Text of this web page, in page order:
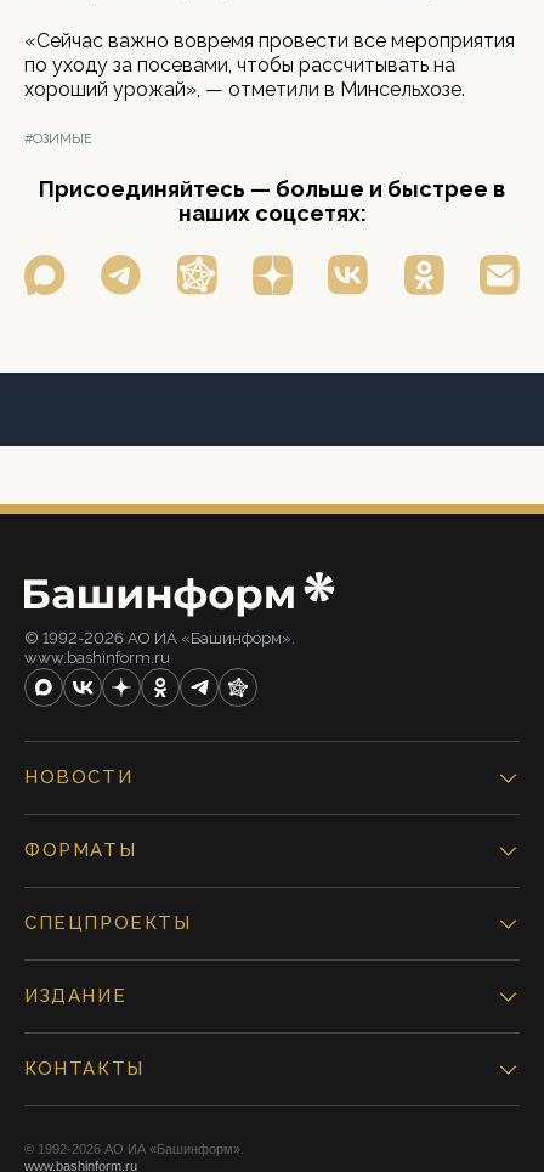
«Сейчас важно вовремя провести все мероприятия
по уходу за посевами, чтобы рассчитывать на
хороший урожай», — отметили в Минсельхозе.
#ОЗИМЫЕ
Присоединяйтесь — больше и быстрее в
наших соцсетях:
© 1992-2026 АО ИА «Башинформ».
www.bashinform.ru
НОВОСТИ
ФОРМАТЫ
СПЕЦПРОЕКТЫ
ИЗДАНИЕ
КОНТАКТЫ
© 1992-2026 АО ИА «Башинформ».
www.bashinform.ru